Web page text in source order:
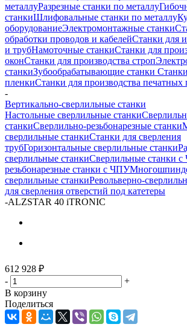
металлуРазрезные станки по металлу
станкиШлифовальные станки по металлу
оборудованиеЭлектромонтажные станки
обработки проводов и кабелейСтанки для
и трубНамоточные станкиСтанки для
оконСтанки для производства строп
станкиЗубообрабатывающие станки
пленкиСтанки для производства печатных
-
Вертикально-сверлильные станки
Настольные сверлильные станки
станкиСверлильно-резьбонарезные станки
сверлильные станкиСтанки для сверления
трубГоризонтальные сверлильные станки
сверлильные станкиСверлильные станки
резьбонарезные станки с ЧПУ
сверлильные станкиРевольверно-
для сверления отверстий под катетеры
-ALZSTAR 40 iTRONIC
612 928 ₽
-
+
В корзину
Поделиться